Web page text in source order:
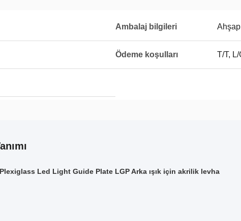
Ambalaj bilgileri
Ödeme koşulları T/T, L/
Led Light Guide Plate LGP Arka ışık için akrilik levha